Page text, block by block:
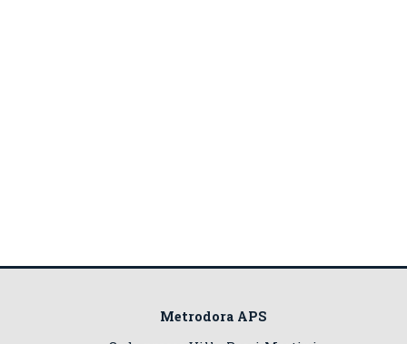
Metrodora APS